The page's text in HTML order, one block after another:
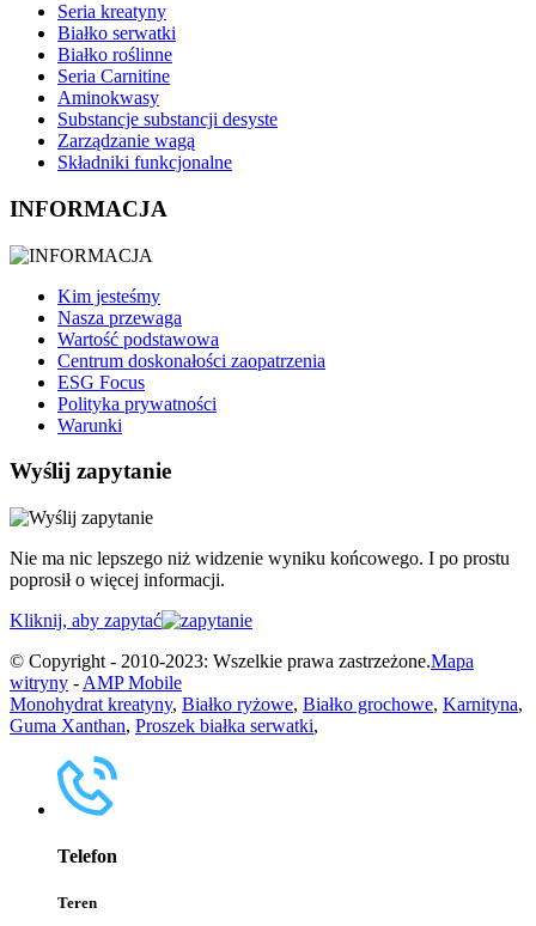
Seria kreatyny
Białko serwatki
Białko roślinne
Seria Carnitine
Aminokwasy
Substancje substancji desyste
Zarządzanie wagą
Składniki funkcjonalne
INFORMACJA
Kim jesteśmy
Nasza przewaga
Wartość podstawowa
Centrum doskonałości zaopatrzenia
ESG Focus
Polityka prywatności
Warunki
Wyślij zapytanie
Nie ma nic lepszego niż widzenie wyniku końcowego. I po prostu
poprosił o więcej informacji.
Kliknij, aby zapytać
© Copyright - 2010-2023: Wszelkie prawa zastrzeżone.Mapa
witryny - AMP Mobile
Monohydrat kreatyny, Białko ryżowe, Białko grochowe, Karnityna,
Guma Xanthan, Proszek białka serwatki,
Telefon
Teren